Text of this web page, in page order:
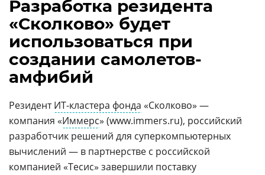
Разработка резидента
«Сколково» будет
использоваться при
создании самолетов-
амфибий
РезидентИТ-кластера фонда «Сколково» —
компания «Иммерс» (www.immers.ru), российский
разработчик решений для суперкомпьютерных
вычислений — в партнерстве с российской
компанией «Тесис» завершили поставку